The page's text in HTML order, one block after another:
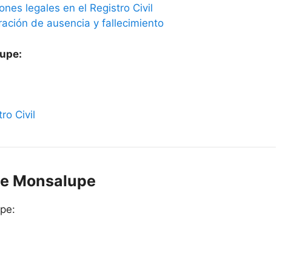
legales en el Registro Civil
de ausencia y fallecimiento
Civil
Monsalupe